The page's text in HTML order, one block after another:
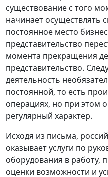
существование с того
начинает осуществлять
постоянное место
представительство
момента прекращения
представительство.
деятельность
постоянной, то есть
операциях, но при этом
регулярный характер.
Исходя из письма,
оказывает услуги по
оборудования в работу,
оценки возможности и